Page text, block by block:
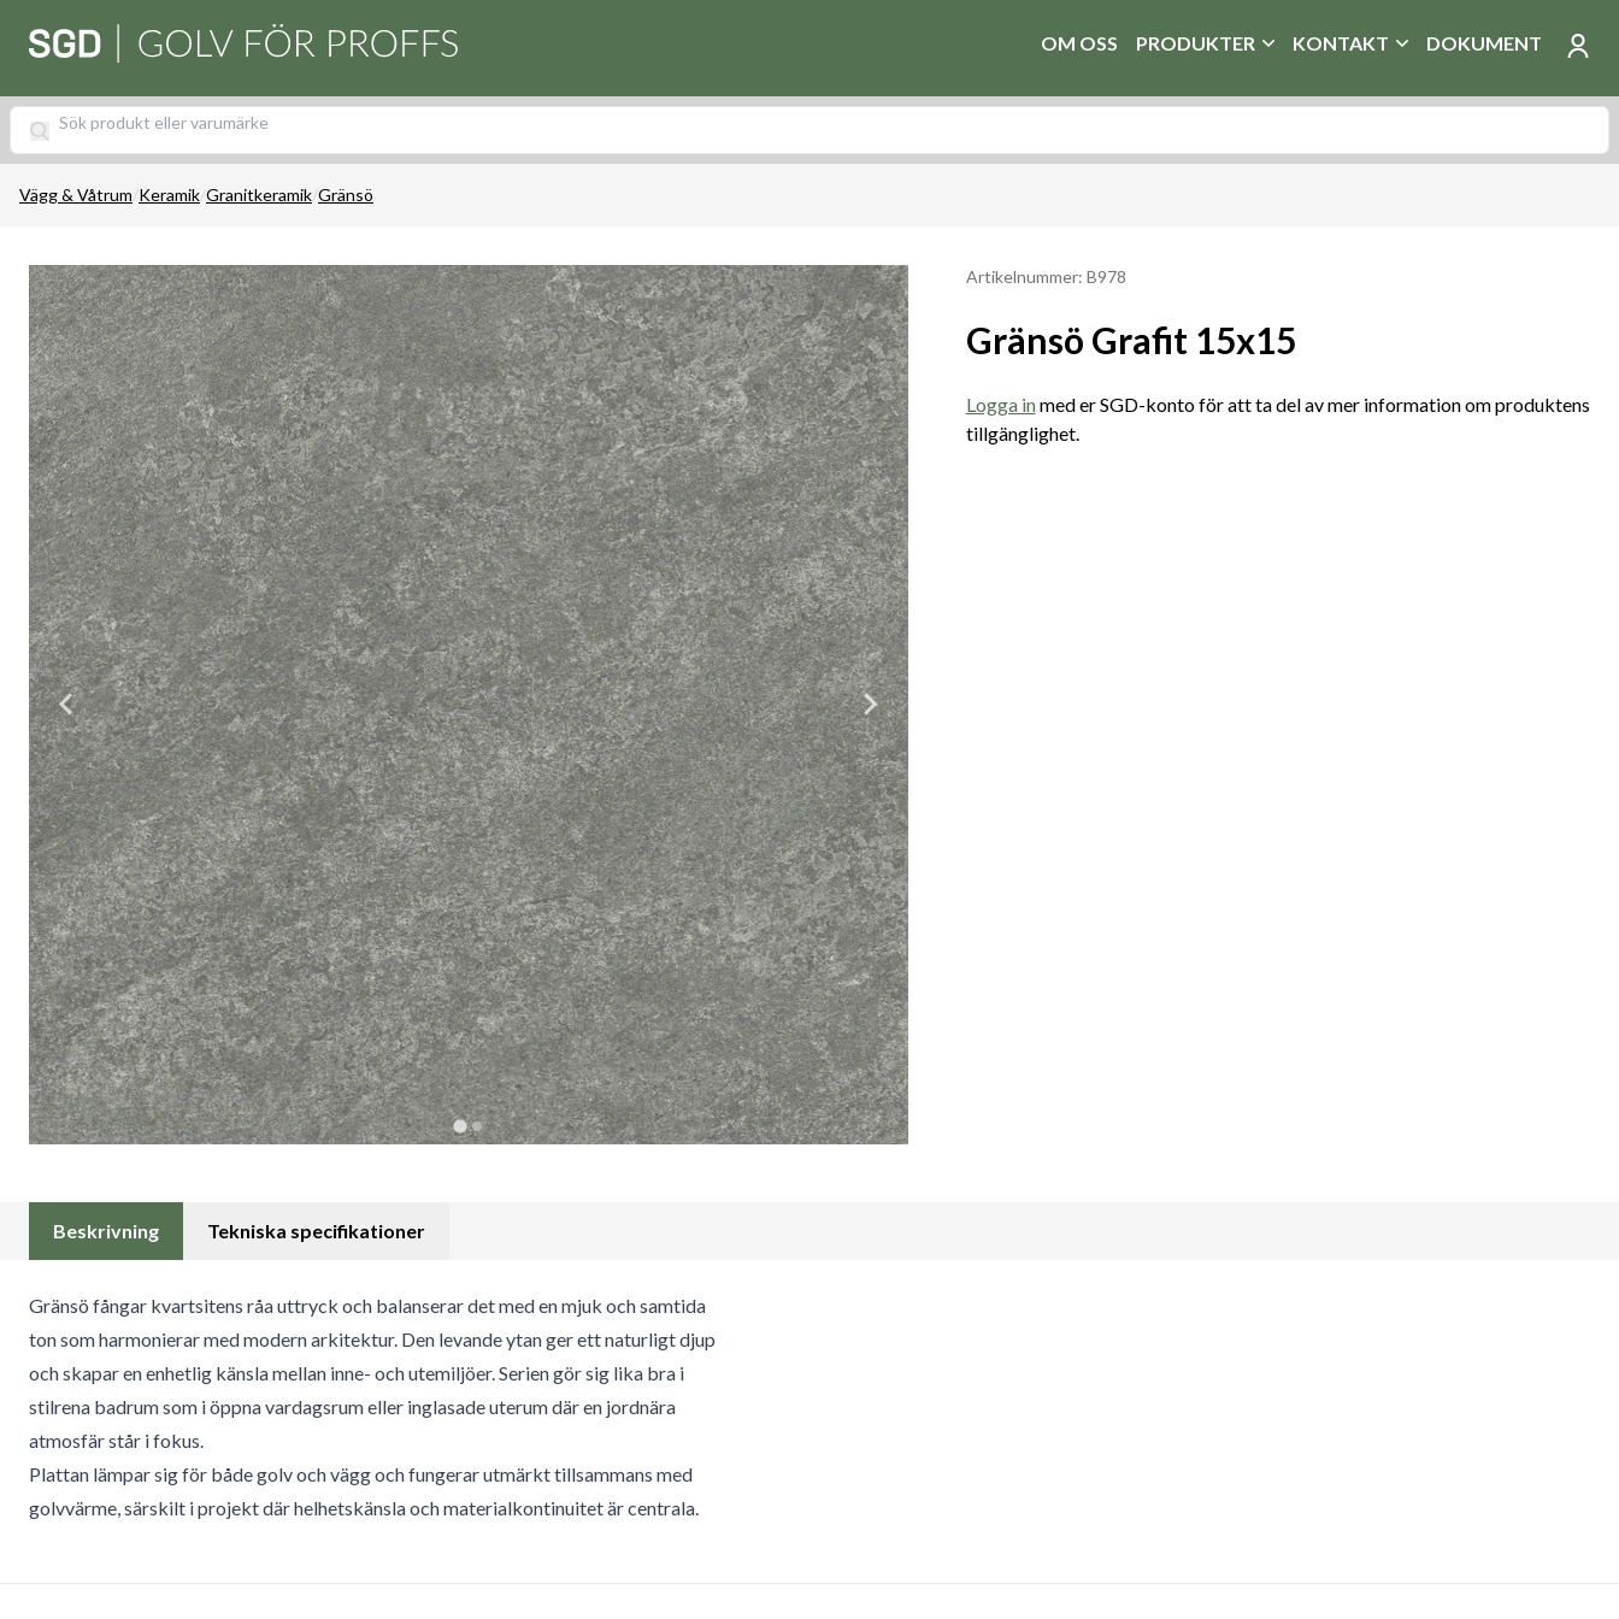
OM OSS PRODUKTER KONTAKT DOKUMENT
Vägg & Våtrum/Keramik/Granitkeramik/Gränsö
Artikelnummer: B978
Gränsö Grafit 15x15
Logga inmed er SGD-konto för att ta del av mer information om produktens
tillgänglighet.
Beskrivning Tekniska specifikationer
Gränsö fångar kvartsitens råa uttryck och balanserar det med en mjuk och samtida
ton som harmonierar med modern arkitektur. Den levande ytan ger ett naturligt djup
och skapar en enhetlig känsla mellan inne- och utemiljöer. Serien gör sig lika bra i
stilrena badrum som i öppna vardagsrum eller inglasade uterum där en jordnära
atmosfär står i fokus.
Plattan lämpar sig för både golv och vägg och fungerar utmärkt tillsammans med
golvvärme, särskilt i projekt där helhetskänsla och materialkontinuitet är centrala.